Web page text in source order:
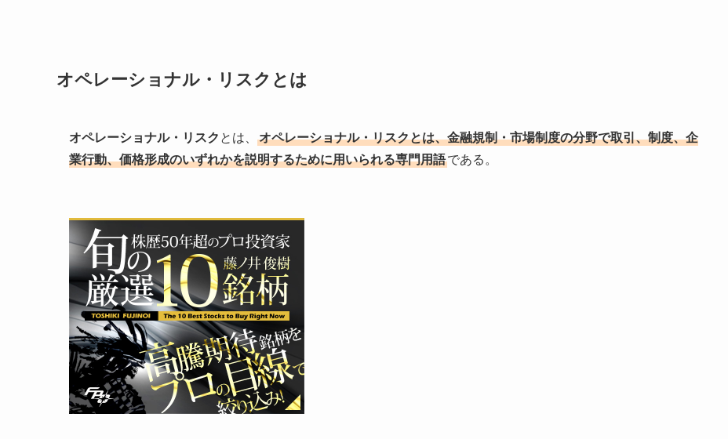
オペレーショナル・リスクとは
オペレーショナル・リスク とは、
オペレーショナル・リスクとは、金融規制・市場制度の分野で取引、制度、企
業行動、価格形成のいずれかを説明するために用いられる専門用語である。